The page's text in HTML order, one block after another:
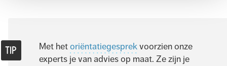
Met het oriëntatiegesprek voorzien onze
experts je van advies op maat. Ze zijn je